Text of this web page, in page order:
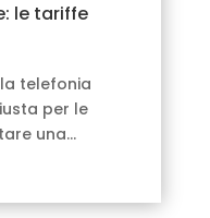
le tariffe
telefonia
per le
una...